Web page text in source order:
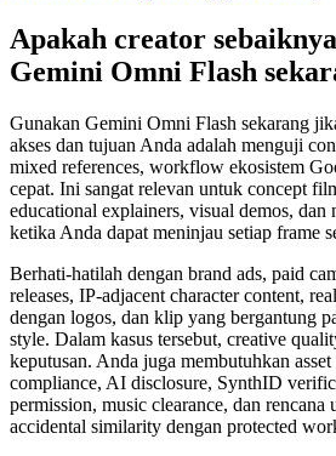
Apakah creator
Gemini Omni Flash
Gunakan Gemini Omni Flash sekarang
akses dan tujuan Anda adalah menguji
mixed references, workflow ekosistem
cepat. Ini sangat relevan untuk concept
educational explainers, visual demos, dan
ketika Anda dapat meninjau setiap frame
Berhati-hatilah dengan brand ads, paid
releases, IP-adjacent character content,
dengan logos, dan klip yang bergantung
style. Dalam kasus tersebut, creative
keputusan. Anda juga membutuhkan
compliance, AI disclosure, SynthID
permission, music clearance, dan rencana
accidental similarity dengan protected